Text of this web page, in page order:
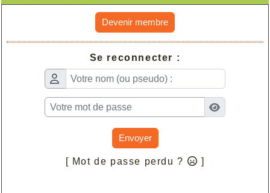
Devenir membre
Se reconnecter :
Envoyer
[ Mot de passe perdu ? ]